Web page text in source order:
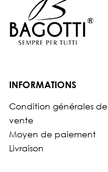
INFORMATIONS
Condition générales de
vente
Moyen de paiement
Livraison